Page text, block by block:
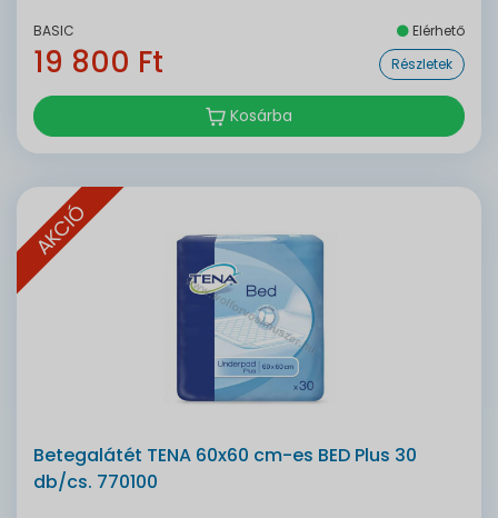
BASIC Elérhető
19 800 Ft Részletek
Kosárba
AKCIÓ
Betegalátét TENA 60x60 cm-es BED Plus 30
db/cs. 770100